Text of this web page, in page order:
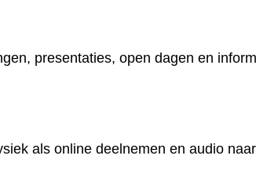
presentaties, open dagen en
als online deelnemen en audio